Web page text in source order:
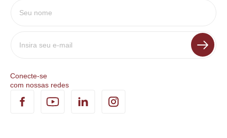
Conecte-se
com nossas redes